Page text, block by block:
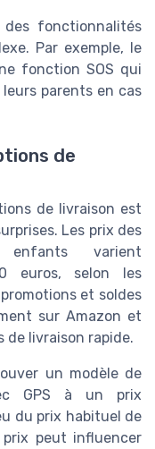
fonctionnalités
Par exemple, le
fonction SOS qui
parents en cas
de
de livraison est
Les prix des
enfants varient
euros, selon les
et soldes
sur Amazon et
de livraison rapide.
un modèle de
GPS à un prix
du prix habituel de
peut influencer